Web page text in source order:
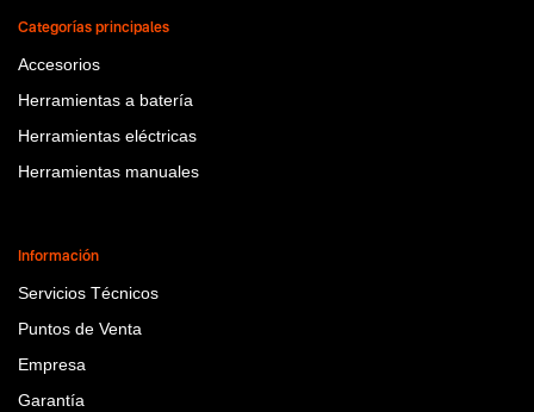
Categorías principales
Accesorios
Herramientas a batería
Herramientas eléctricas
Herramientas manuales
Información
Servicios Técnicos
Puntos de Venta
Empresa
Garantía